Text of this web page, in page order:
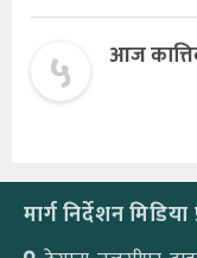
५ आज
मार्ग निर्देशन मिडिया